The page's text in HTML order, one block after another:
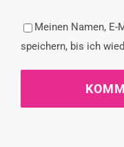
Meinen Namen,
speichern, bis ich